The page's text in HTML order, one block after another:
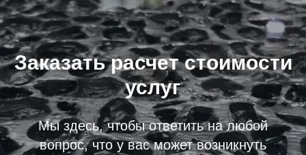
Заказать расчет стоимости
услуг
Мы здесь, чтобы ответить на любой
вопрос, что у вас может возникнуть